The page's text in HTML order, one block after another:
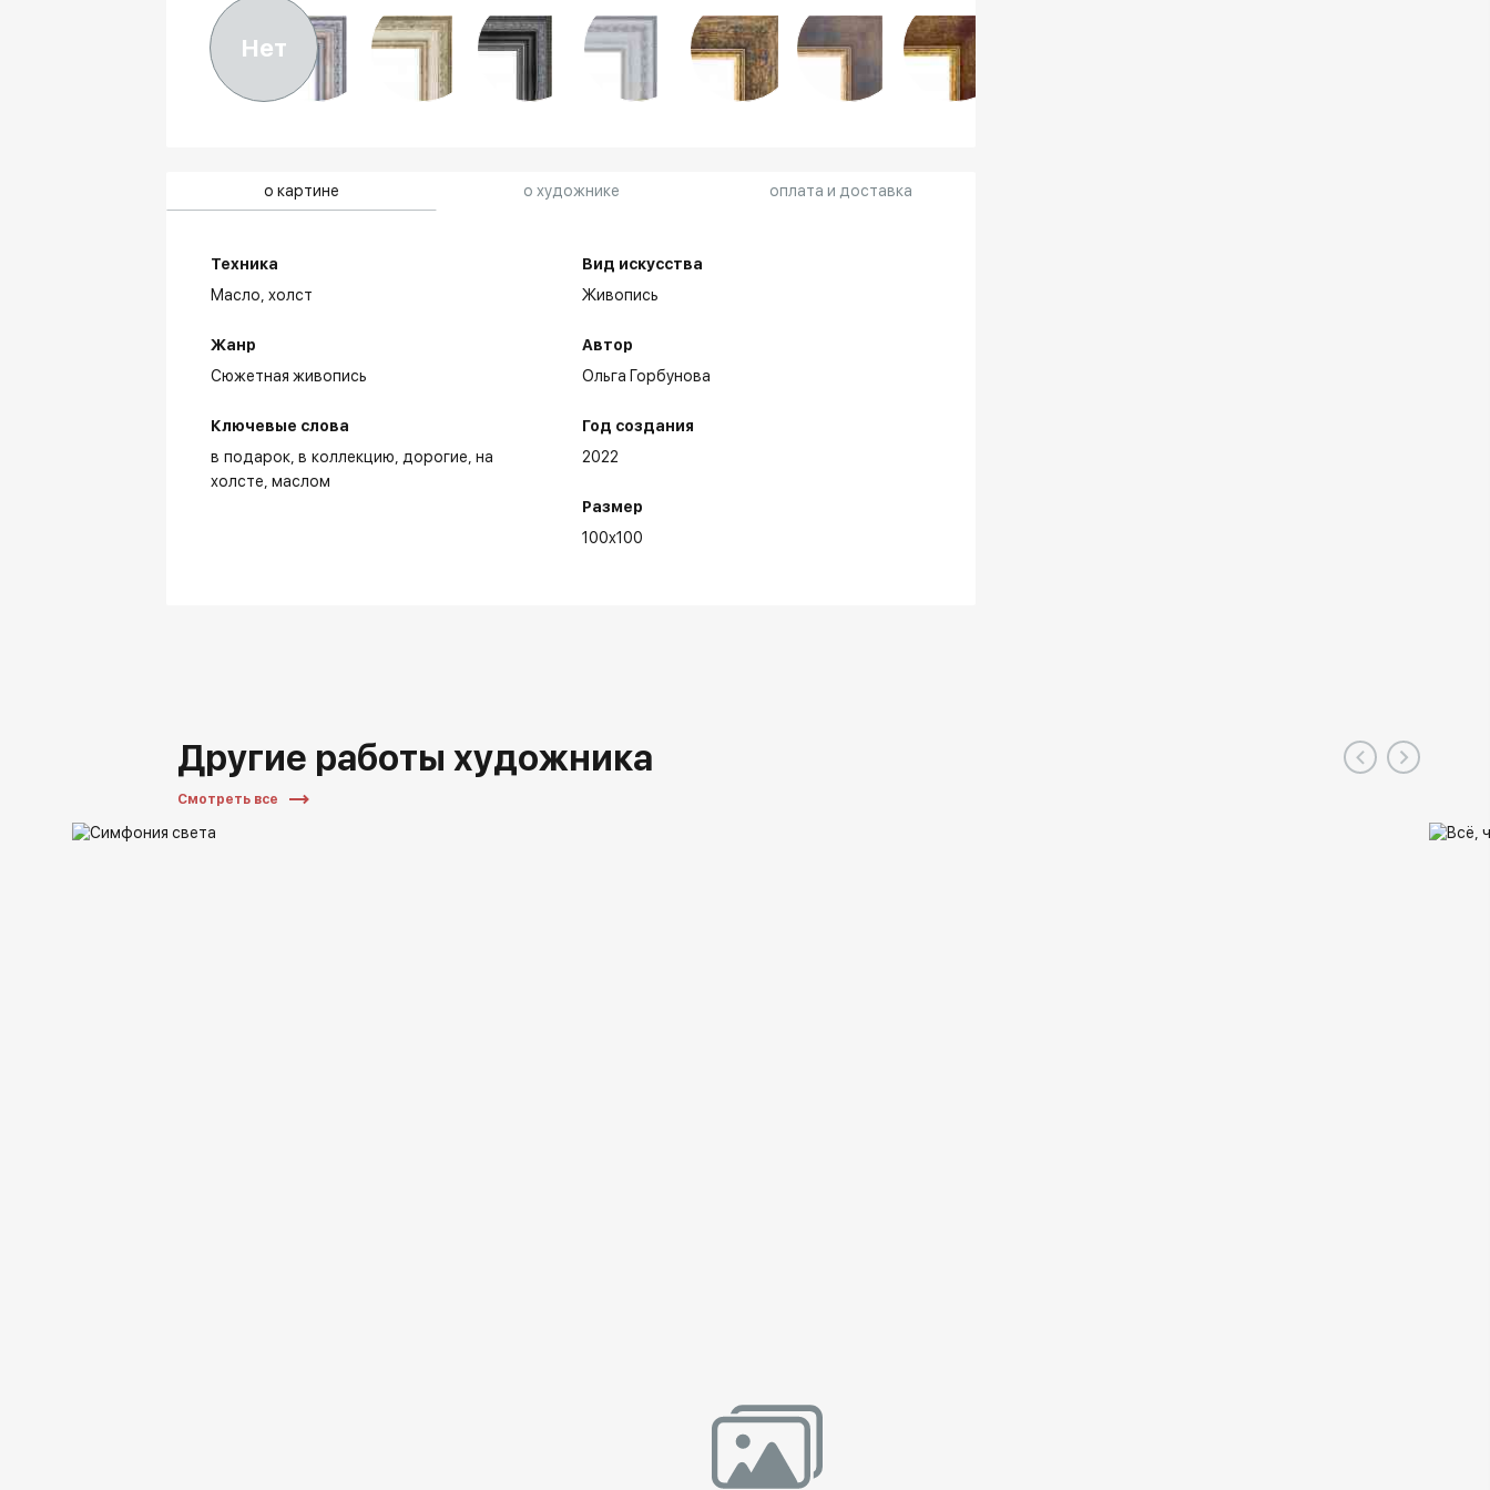
Нет
о картине о художнике оплата и доставка
Техника
Масло,холст
Жанр
Сюжетная живопись
Ключевые слова
в подарок в коллекцию дорогие на
холсте маслом
Вид искусства
Живопись
Автор
Ольга Горбунова
Год создания
2022
Размер
100x100
Другие работы художника
Смотреть все